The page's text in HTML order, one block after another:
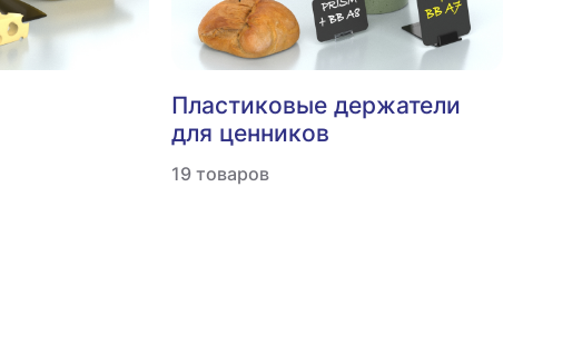
Пластиковые держатели
для ценников
19 товаров